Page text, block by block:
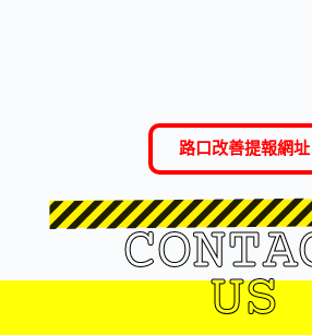
路口改善提報網址
US